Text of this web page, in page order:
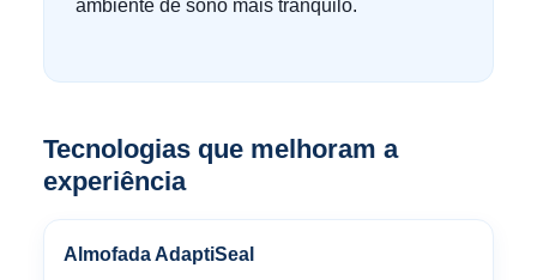
ambiente de sono mais tranquilo.
Tecnologias que melhoram a
experiência
Almofada AdaptiSeal